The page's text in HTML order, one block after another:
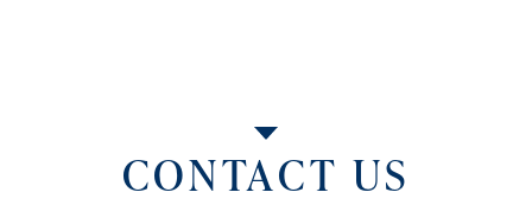
CONTACT US